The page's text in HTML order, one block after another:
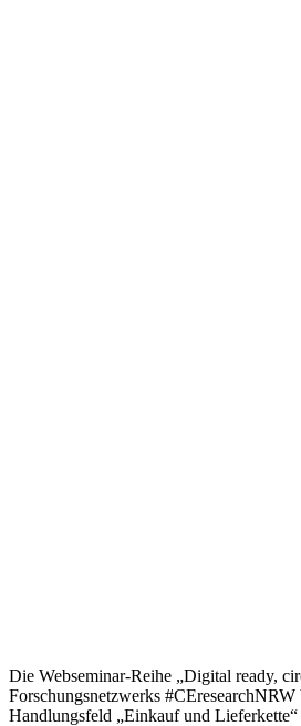
Die Webseminar-Reihe „Digital ready,
Forschungsnetzwerks #CEresearchNRW
Handlungsfeld „Einkauf und Lieferkette“